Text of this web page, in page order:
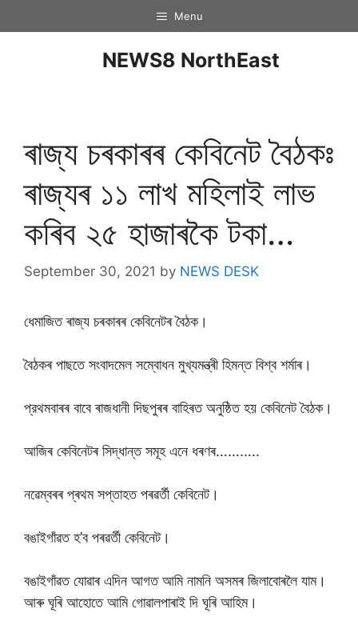
Menu
NEWS8 NorthEast
ৰাজ্য চৰকাৰৰ কেবিনেট বৈঠকঃ
ৰাজ্যৰ ১১ লাখ মহিলাই লাভ
কৰিব ২৫ হাজাৰকৈ টকা…
September 30, 2021 by NEWS DESK
ধেমাজিত ৰাজ্য চৰকাৰৰ কেবিনেটৰ বৈঠক।
বৈঠকৰ পাছতে সংবাদমেল সম্বোধন মুখ্যমন্ত্ৰী হিমন্ত বিশ্ব শৰ্মাৰ।
প্রথমবাৰৰ বাবে ৰাজধানী দিছপুৰৰ বাহিৰত অনুষ্ঠিত হয় কেবিনেট বৈঠক।
আজিৰ কেবিনেটৰ সিদ্ধান্ত সমূহ এনে ধৰণৰ………..
নৱেম্বৰৰ প্ৰথম সপ্তাহত পৰৱৰ্তী কেবিনেট।
বঙাইগাঁৱত হ’ব পৰৱৰ্তী কেবিনেট।
বঙাইগাঁৱত যোৱাৰ এদিন আগত আমি নামনি অসমৰ জিলাবোৰলৈ যাম।
আৰু ঘূৰি আহোতে আমি গোৱালপাৰাই দি ঘূৰি আহিম।